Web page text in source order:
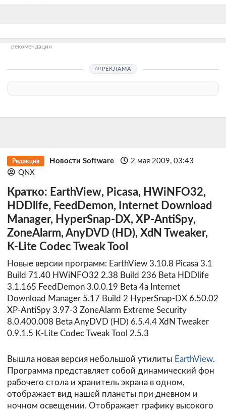
рекомендации
РЕКЛАМА
Редакция Новости Software
2 мая 2009, 03:43
QNX
Кратко: EarthView, Picasa, HWiNFO32,
HDDlife, FeedDemon, Internet Download
Manager, HyperSnap-DX, XP-AntiSpy,
ZoneAlarm, AnyDVD (HD), XdN Tweaker,
K-Lite Codec Tweak Tool
Новые версии программ: EarthView 3.10.8 Picasa 3.1
Build 71.40 HWiNFO32 2.38 Build 236 Beta HDDlife
3.1.165 FeedDemon 3.0.0.19 Beta 4a Internet
Download Manager 5.17 Build 2 HyperSnap-DX 6.50.02
XP-AntiSpy 3.97-3 ZoneAlarm Extreme Security
8.0.400.008 Beta AnyDVD (HD) 6.5.4.4 XdN Tweaker
0.9.1.5 K-Lite Codec Tweak Tool 2.5.3
Вышла новая версия небольшой утилиты EarthView.
Программа представляет собой динамический фон
рабочего стола и хранитель экрана в одном,
отображает вид нашей планеты при дневном и
ночном освещении. Отображает графику высокого